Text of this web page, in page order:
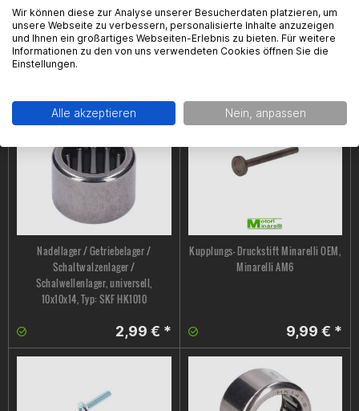
Kugel Kupplungsdruckstange
Minarelli OEM, Minarelli AM6, 3/16
Kupplungsschraubenset Minarelli
OEM, Minarelli AM6, M5 x 0,8 x 20
Nadellager / Getriebelager /
Schaltwalzenlager /
Schalwellenlager, universell,
10x10x14, Typ: SKF HK1010
2,99 € *
Kupplungs- Druckstift Minarelli OEM,
Minarelli AM6
9,99 € *
Wir können diese zur Analyse unserer Besucherdaten platzieren, um
unsere Webseite zu verbessern, personalisierte Inhalte anzuzeigen
und Ihnen ein großartiges Webseiten-Erlebnis zu bieten. Für weitere
Informationen zu den von uns verwendeten Cookies öffnen Sie die
Einstellungen.
Alle akzeptieren Nein, anpassen